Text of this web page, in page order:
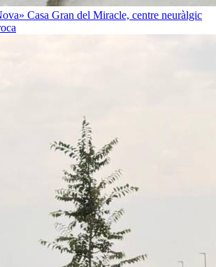
Casa Gran del Miracle, centre neuràlgic